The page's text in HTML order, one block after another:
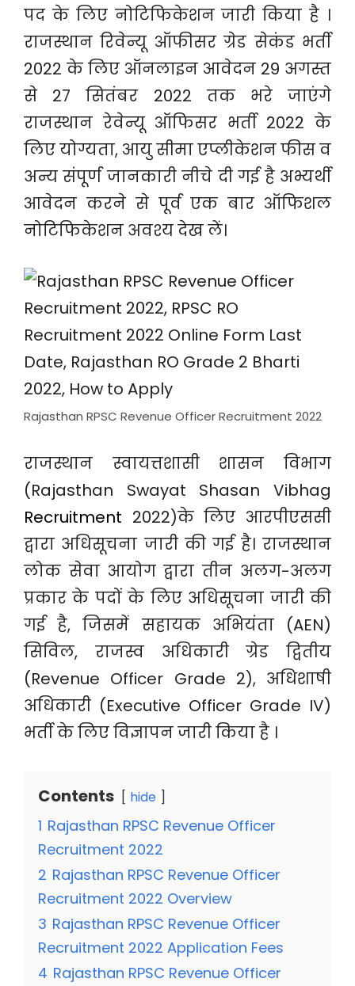
पद के लिए नोटिफिकेशन जारी किया है ।
राजस्थान रिवेन्यू ऑफीसर ग्रेड सेकंड भर्ती
2022 के लिए ऑनलाइन आवेदन 29 अगस्त
से 27 सितंबर 2022 तक भरे जाएंगे
राजस्थान रेवेन्यू ऑफिसर भर्ती 2022 के
लिए योग्यता, आयु सीमा एप्लीकेशन फीस व
अन्य संपूर्ण जानकारी नीचे दी गई है अभ्यर्थी
आवेदन करने से पूर्व एक बार ऑफिशल
नोटिफिकेशन अवश्य देख लें।
Rajasthan RPSC Revenue Officer Recruitment 2022
राजस्थान स्वायत्तशासी शासन विभाग
(Rajasthan Swayat Shasan Vibhag
Recruitment 2022)के लिए आरपीएससी
द्वारा अधिसूचना जारी की गई है। राजस्थान
लोक सेवा आयोग द्वारा तीन अलग-अलग
प्रकार के पदों के लिए अधिसूचना जारी की
गई है, जिसमें सहायक अभियंता (AEN)
सिविल, राजस्व अधिकारी ग्रेड द्वितीय
(Revenue Officer Grade 2), अधिशाषी
अधिकारी (Executive Officer Grade IV)
भर्ती के लिए विज्ञापन जारी किया है ।
Contents hide
1 Rajasthan RPSC Revenue Officer
Recruitment 2022
2 Rajasthan RPSC Revenue Officer
Recruitment 2022 Overview
3 Rajasthan RPSC Revenue Officer
Recruitment 2022 Application Fees
4 Rajasthan RPSC Revenue Officer